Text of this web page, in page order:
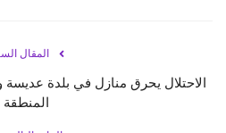
المقال
الاحتلال يحرق منازل في بلدة عديسة
المنطقة